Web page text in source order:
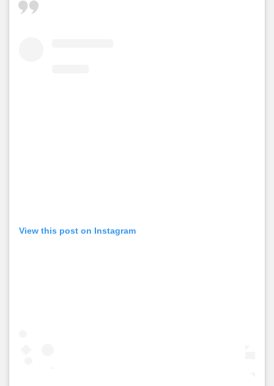
View this post on Instagram